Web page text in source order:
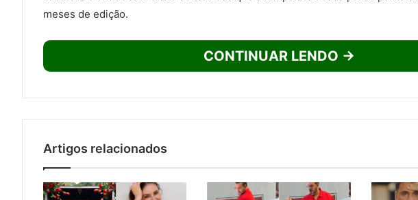
meses de edição.
CONTINUAR LENDO →
Artigos relacionados